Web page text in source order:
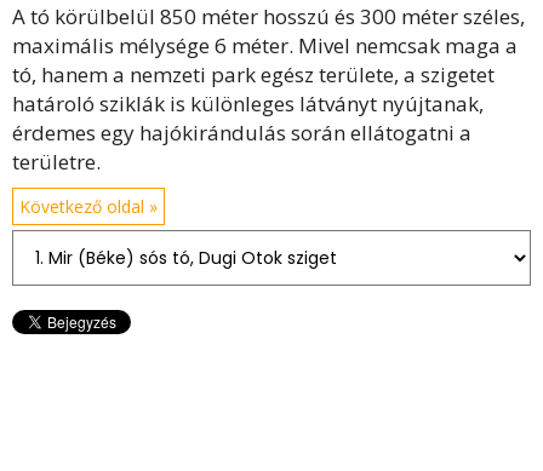
A tó körülbelül 850 méter hosszú és 300 méter széles,
maximális mélysége 6 méter. Mivel nemcsak maga a
tó, hanem a nemzeti park egész területe, a szigetet
határoló sziklák is különleges látványt nyújtanak,
érdemes egy hajókirándulás során ellátogatni a
területre.
Következő oldal »